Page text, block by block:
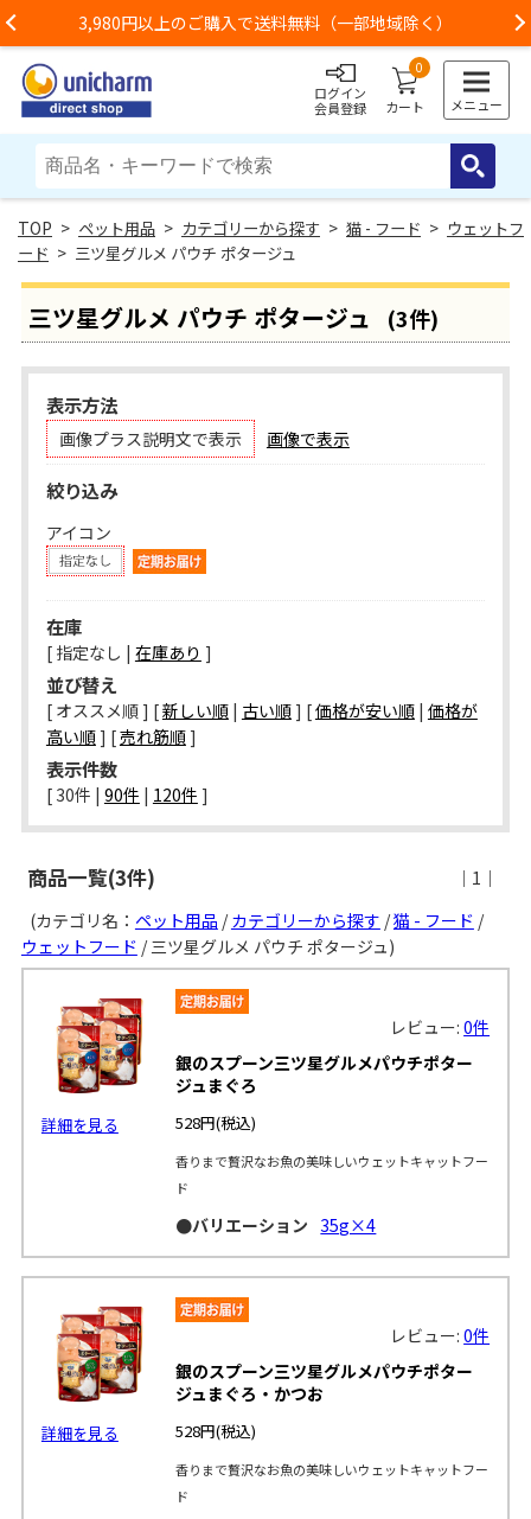
Previous3,980円以上のご購入で送料無料（一部地域除く）
ログイン
会員登録
0
カート メニュー
> ペット用品 > カテゴリーから探す > 猫 - フード > ウェットフ
ード > 三ツ星グルメ パウチ ポタージュ
三ツ星グルメ パウチ ポタージュ (3件)
表示方法
画像プラス説明文で表示 画像で表示
絞り込み
アイコン
在庫
[ 指定なし | 在庫あり ]
並び替え
[ オススメ順 ] [新しい順| 古い順] [価格が安い順| 価格が
高い順] [売れ筋順]
表示件数
[ 30件 | 90件 | 120件 ]
商品一覧(3件)
｜1｜
(カテゴリ名： ペット用品 /カテゴリーから探す /猫 - フード /
ウェットフード / 三ツ星グルメ パウチ ポタージュ)
詳細を見る
レビュー:0件
銀のスプーン三ツ星グルメパウチポター
ジュまぐろ
528円(税込)
香りまで贅沢なお魚の美味しいウェットキャットフー
ド
●バリエーション 35g×4
詳細を見る
レビュー:0件
銀のスプーン三ツ星グルメパウチポター
ジュまぐろ・かつお
528円(税込)
香りまで贅沢なお魚の美味しいウェットキャットフー
ド